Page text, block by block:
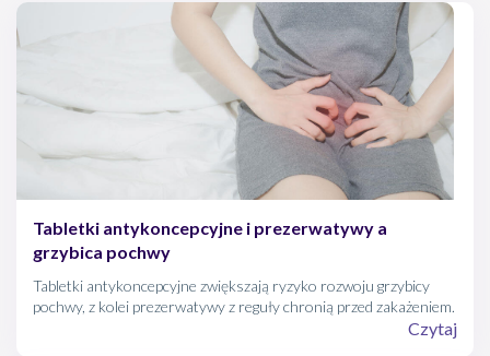
Tabletki antykoncepcyjne i prezerwatywy a
grzybica pochwy
Tabletki antykoncepcyjne zwiększają ryzyko rozwoju grzybicy
pochwy, z kolei prezerwatywy z reguły chronią przed zakażeniem.
Czytaj